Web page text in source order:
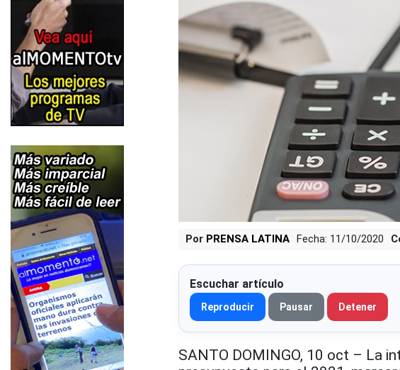
Por PRENSA LATINA Fecha: 11/10/2020
Escuchar artículo
Reproducir Pausar Detener
SANTO DOMINGO, 10 oct – La